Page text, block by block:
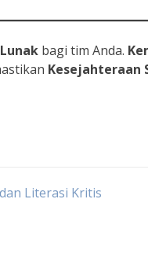
bagi tim Anda.
Kesejahteraan
Literasi Kritis